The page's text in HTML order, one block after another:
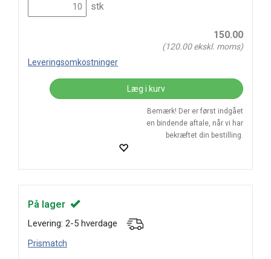
stk
150.00
(120.00ekskl. moms)
Leveringsomkostninger
Læg i kurv
Bemærk! Der er først indgået
en bindende aftale, når vi har
bekræftet din bestilling.
På lager
Levering: 2-5 hverdage
Prismatch